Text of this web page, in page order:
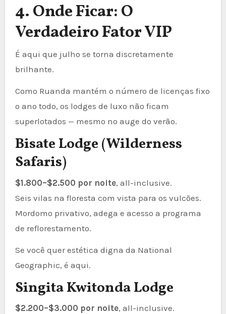
4. Onde Ficar: O
Verdadeiro Fator VIP
É aqui que julho se torna discretamente
brilhante.
Como Ruanda mantém o número de licenças fixo
o ano todo, os lodges de luxo não ficam
superlotados — mesmo no auge do verão.
Bisate Lodge (Wilderness
Safaris)
$1.800–$2.500 por noite, all-inclusive.
Seis vilas na floresta com vista para os vulcões.
Mordomo privativo, adega e acesso a programa
de reflorestamento.
Se você quer estética digna da National
Geographic, é aqui.
Singita Kwitonda Lodge
$2.200–$3.000 por noite, all-inclusive.